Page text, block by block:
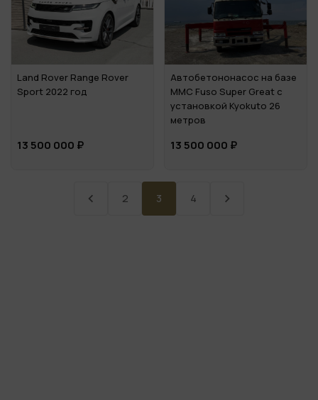
Land Rover Range Rover
Sport 2022 год
13 500 000 ₽
Автобетононасос на базе
MMC Fuso Super Great с
установкой Kyokuto 26
метров
13 500 000 ₽
2 3 4